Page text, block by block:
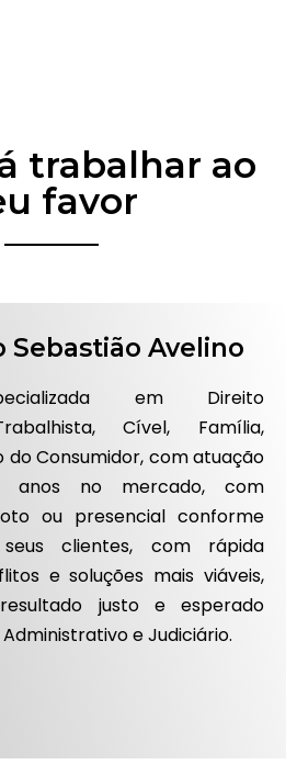
trabalhar ao
favor
Sebastião Avelino
em Direito
Cível, Família,
do Consumidor, com atuação
no mercado, com
ou presencial conforme
clientes, com rápida
e soluções mais viáveis,
justo e esperado
e Judiciário.